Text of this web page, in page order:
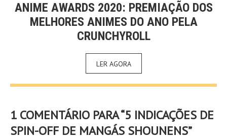
ANIME AWARDS 2020: PREMIAÇÃO DOS
MELHORES ANIMES DO ANO PELA
CRUNCHYROLL
LER AGORA
1 COMENTÁRIO PARA “5 INDICAÇÕES DE
SPIN-OFF DE MANGÁS SHOUNENS”